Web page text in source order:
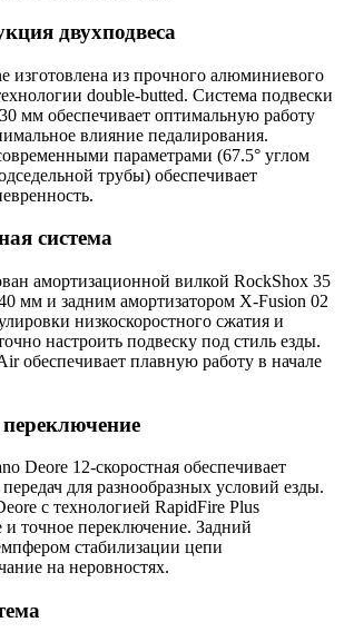
двухподвеса
изготовлена из прочного алюминиевого
double-butted. Система подвески
мм обеспечивает оптимальную работу
влияние педалирования.
параметрами (67.5° углом
трубы) обеспечивает
система
амортизационной вилкой RockShox 35
мм и задним амортизатором X-Fusion 02
низкоскоростного сжатия и
настроить подвеску под стиль езды.
обеспечивает плавную работу в начале
Deore 12-скоростная обеспечивает
для разнообразных условий езды.
с технологией RapidFire Plus
и точное переключение. Задний
стабилизации цепи
на неровностях.